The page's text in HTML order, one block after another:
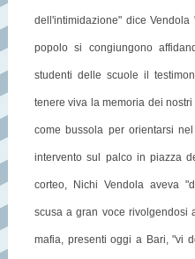
dell'intimidazione" dice
popolo si congiungono
studenti delle scuole il
tenere viva la memoria dei
come bussola per orientarsi
intervento sul palco in piazza
corteo, Nichi Vendola aveva
scusa a gran voce rivolgendosi
mafia, presenti oggi a Bari, "vi